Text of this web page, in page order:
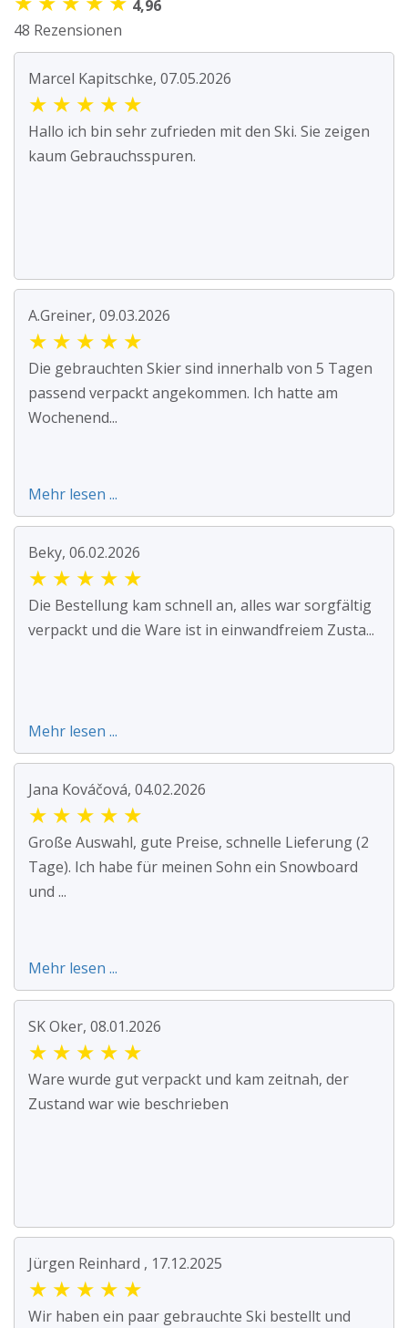
4,96
48 Rezensionen
Marcel Kapitschke, 07.05.2026
★ ★ ★ ★ ★
Hallo ich bin sehr zufrieden mit den Ski. Sie zeigen
kaum Gebrauchsspuren.
A.Greiner, 09.03.2026
★ ★ ★ ★ ★
Die gebrauchten Skier sind innerhalb von 5 Tagen
passend verpackt angekommen. Ich hatte am
Wochenend...
Mehr lesen ...
Beky, 06.02.2026
★ ★ ★ ★ ★
Die Bestellung kam schnell an, alles war sorgfältig
verpackt und die Ware ist in einwandfreiem Zusta...
Mehr lesen ...
Jana Kováčová, 04.02.2026
★ ★ ★ ★ ★
Große Auswahl, gute Preise, schnelle Lieferung (2
Tage). Ich habe für meinen Sohn ein Snowboard
und ...
Mehr lesen ...
SK Oker, 08.01.2026
★ ★ ★ ★ ★
Ware wurde gut verpackt und kam zeitnah, der
Zustand war wie beschrieben
Jürgen Reinhard , 17.12.2025
★ ★ ★ ★ ★
Wir haben ein paar gebrauchte Ski bestellt und